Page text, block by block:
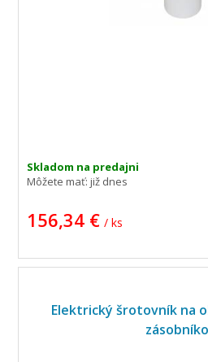
Skladom na predajni
Môžete mať:již dnes
156,34 € / ks
Elektrický šrotovník na